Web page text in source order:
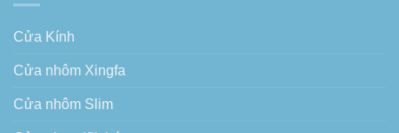
Cửa Kính
Cửa nhôm Xingfa
Cửa nhôm Slim